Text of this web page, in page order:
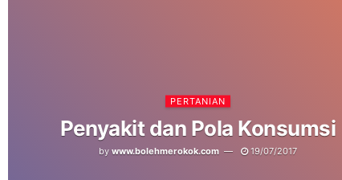
PERTANIAN
Penyakit dan Pola Konsumsi
by www.bolehmerokok.com 19/07/2017